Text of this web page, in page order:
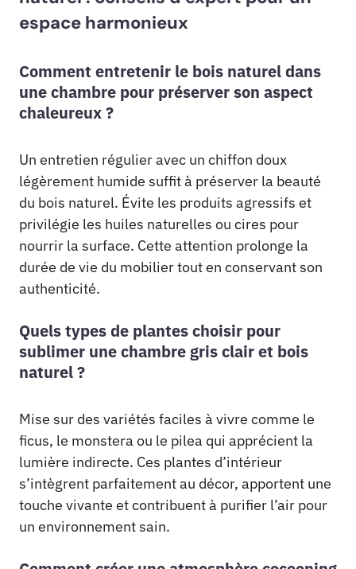
espace harmonieux
Comment entretenir le bois naturel dans
une chambre pour préserver son aspect
chaleureux ?
Un entretien régulier avec un chiffon doux
légèrement humide suffit à préserver la beauté
du bois naturel. Évite les produits agressifs et
privilégie les huiles naturelles ou cires pour
nourrir la surface. Cette attention prolonge la
durée de vie du mobilier tout en conservant son
authenticité.
Quels types de plantes choisir pour
sublimer une chambre gris clair et bois
naturel ?
Mise sur des variétés faciles à vivre comme le
ficus, le monstera ou le pilea qui apprécient la
lumière indirecte. Ces plantes d’intérieur
s’intègrent parfaitement au décor, apportent une
touche vivante et contribuent à purifier l’air pour
un environnement sain.